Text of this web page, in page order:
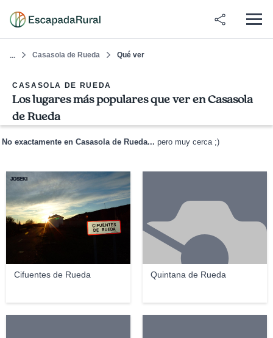
... Casasola de Rueda Qué ver
CASASOLA DE RUEDA
Los lugares más populares que ver en Casasola
de Rueda
No exactamente en Casasola de Rueda... pero muy cerca ;)
Cifuentes de Rueda
JOSEKI
Quintana de Rueda